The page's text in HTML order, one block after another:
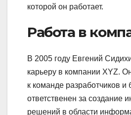
которой он работает.
Работа в
В 2005 году Евгений
карьеру в компании XYZ.
к команде разработчиков и
ответственен за создание
решений в области